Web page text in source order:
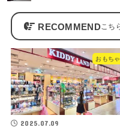
RECOMMEND
おもちゃ
2025.07.09